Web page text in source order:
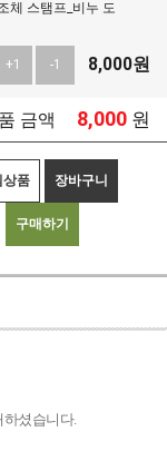
체 스탬프_비누 도
+1 -1 8,000원
금액 8,000 원
상품 장바구니
구매하기
셨습니다.